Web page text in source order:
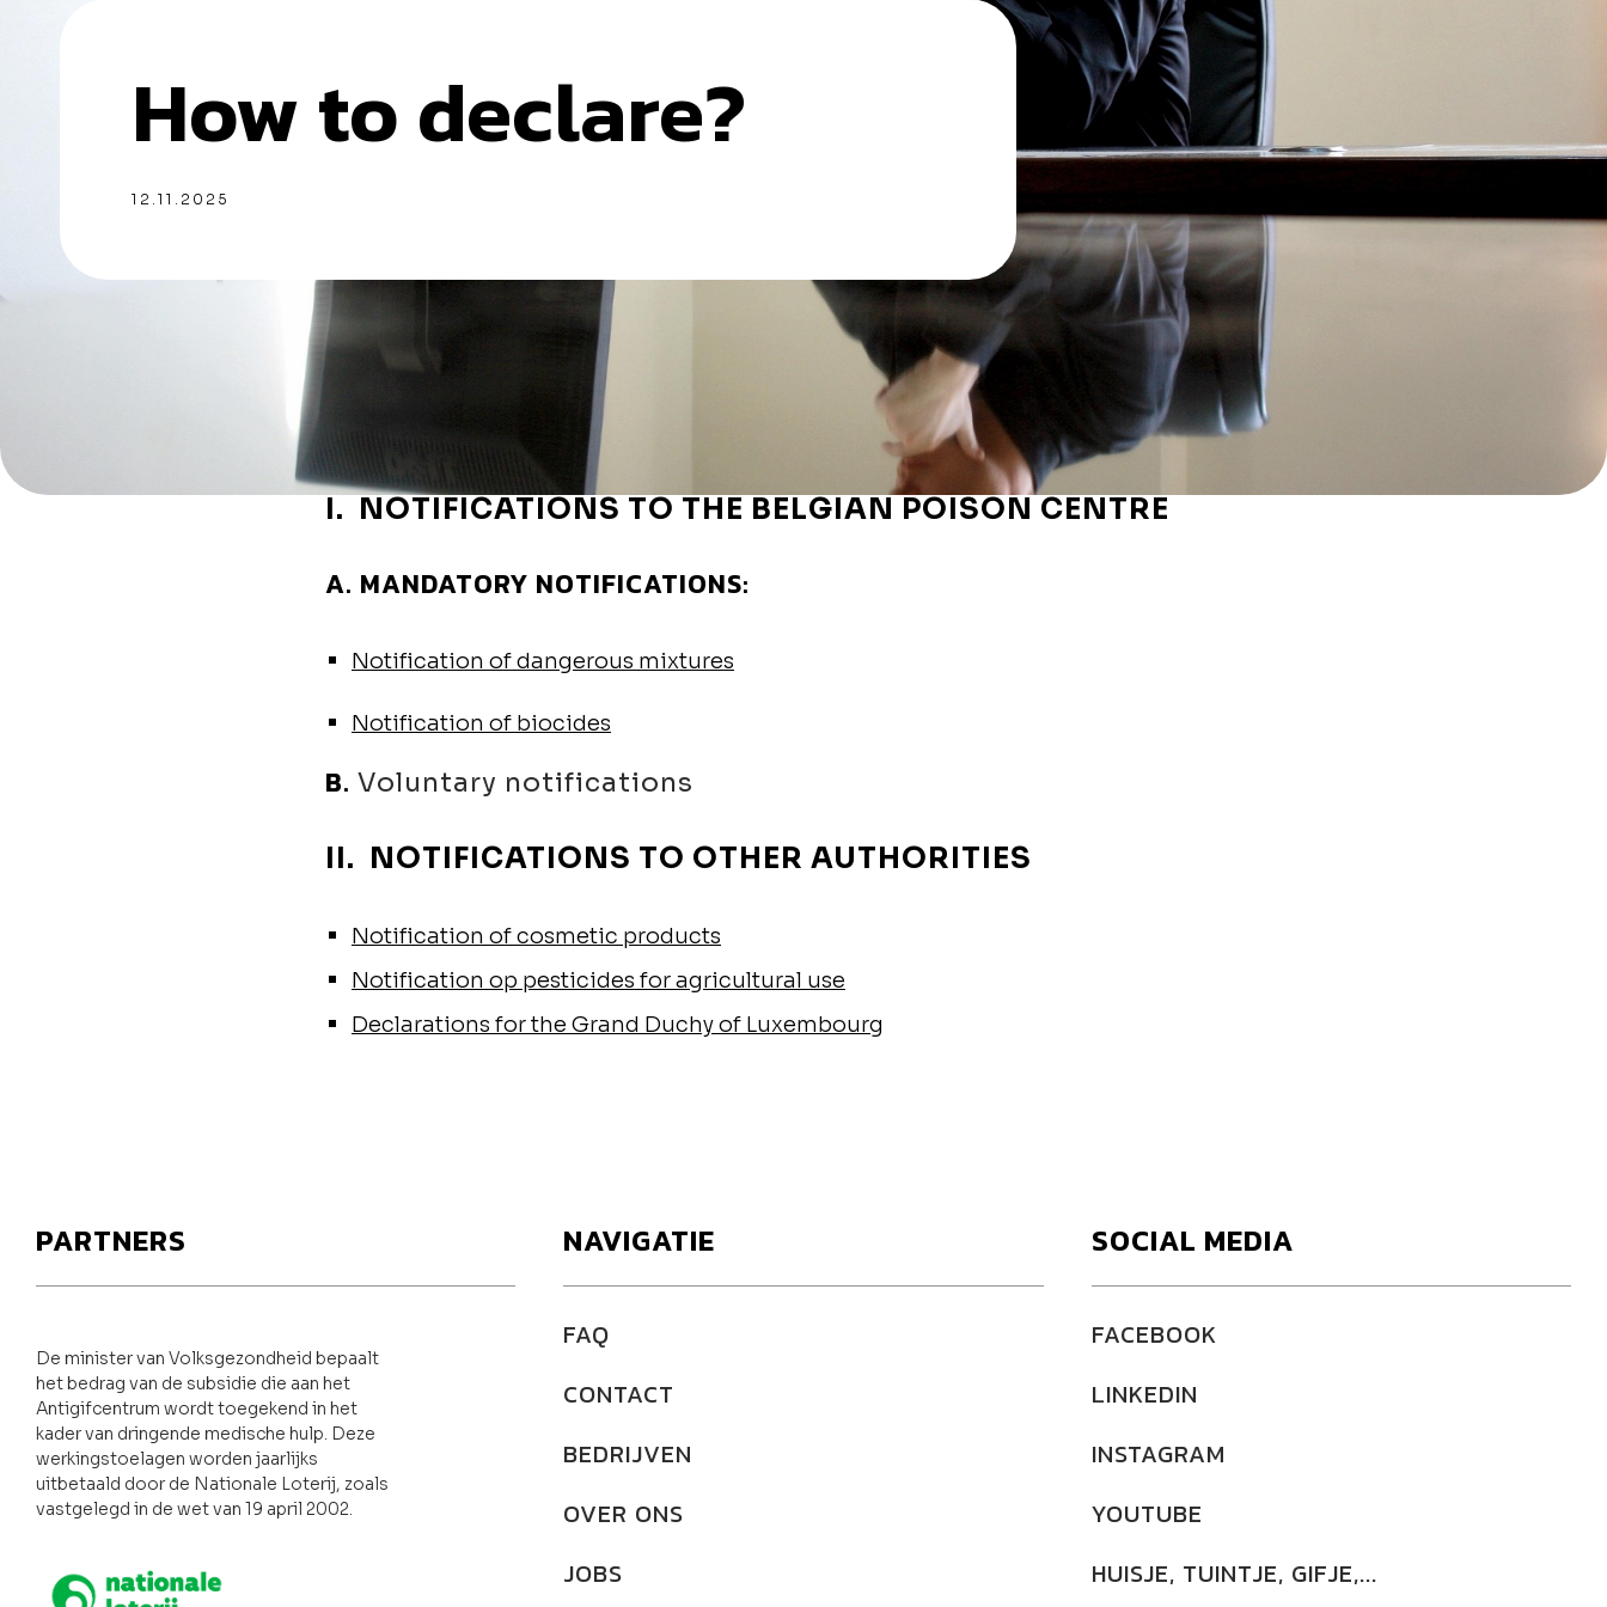
How to declare?
12.11.2025
I. NOTIFICATIONS TO THE BELGIAN POISON CENTRE
A. MANDATORY NOTIFICATIONS:
Notification of dangerous mixtures
Notification of biocides
B. Voluntary notifications
II. NOTIFICATIONS TO OTHER AUTHORITIES
Notification of cosmetic products
Notification op pesticides for agricultural use
Declarations for the Grand Duchy of Luxembourg
PARTNERS
De minister van Volksgezondheid bepaalt
het bedrag van de subsidie die aan het
Antigifcentrum wordt toegekend in het
kader van dringende medische hulp. Deze
werkingstoelagen worden jaarlijks
uitbetaald door de Nationale Loterij, zoals
vastgelegd in de wet van 19 april 2002.
Nationale loterij
NAVIGATIE
FAQ
CONTACT
BEDRIJVEN
OVER ONS
JOBS
SOCIAL MEDIA
FACEBOOK
LINKEDIN
INSTAGRAM
YOUTUBE
HUISJE, TUINTJE, GIFJE,...